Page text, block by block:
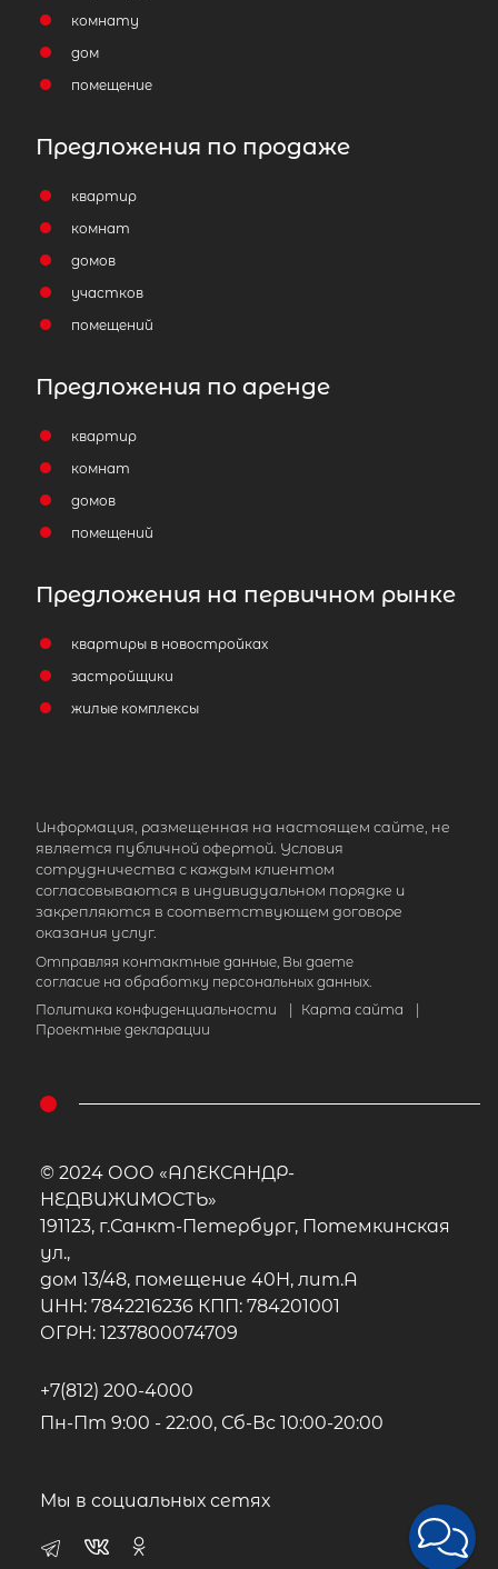
комнату
дом
помещение
Предложения по продаже
квартир
комнат
домов
участков
помещений
Предложения по аренде
квартир
комнат
домов
помещений
Предложения на первичном рынке
квартиры в новостройках
застройщики
жилые комплексы
Информация, размещенная на настоящем сайте, не
является публичной офертой. Условия
сотрудничества с каждым клиентом
согласовываются в индивидуальном порядке и
закрепляются в соответствующем договоре
оказания услуг.
Отправляя контактные данные, Вы даете
согласие на обработку персональных данных.
Политика конфиденциальности
Карта сайта
Проектные декларации
© 2024 ООО «АЛЕКСАНДР-
НЕДВИЖИМОСТЬ»
191123, г.Санкт-Петербург, Потемкинская
ул.,
дом 13/48, помещение 40Н, лит.А
ИНН: 7842216236 КПП: 784201001
ОГРН: 1237800074709
+7(812) 200-4000
Пн-Пт 9:00 - 22:00, Сб-Вс 10:00-20:00
Мы в социальных сетях